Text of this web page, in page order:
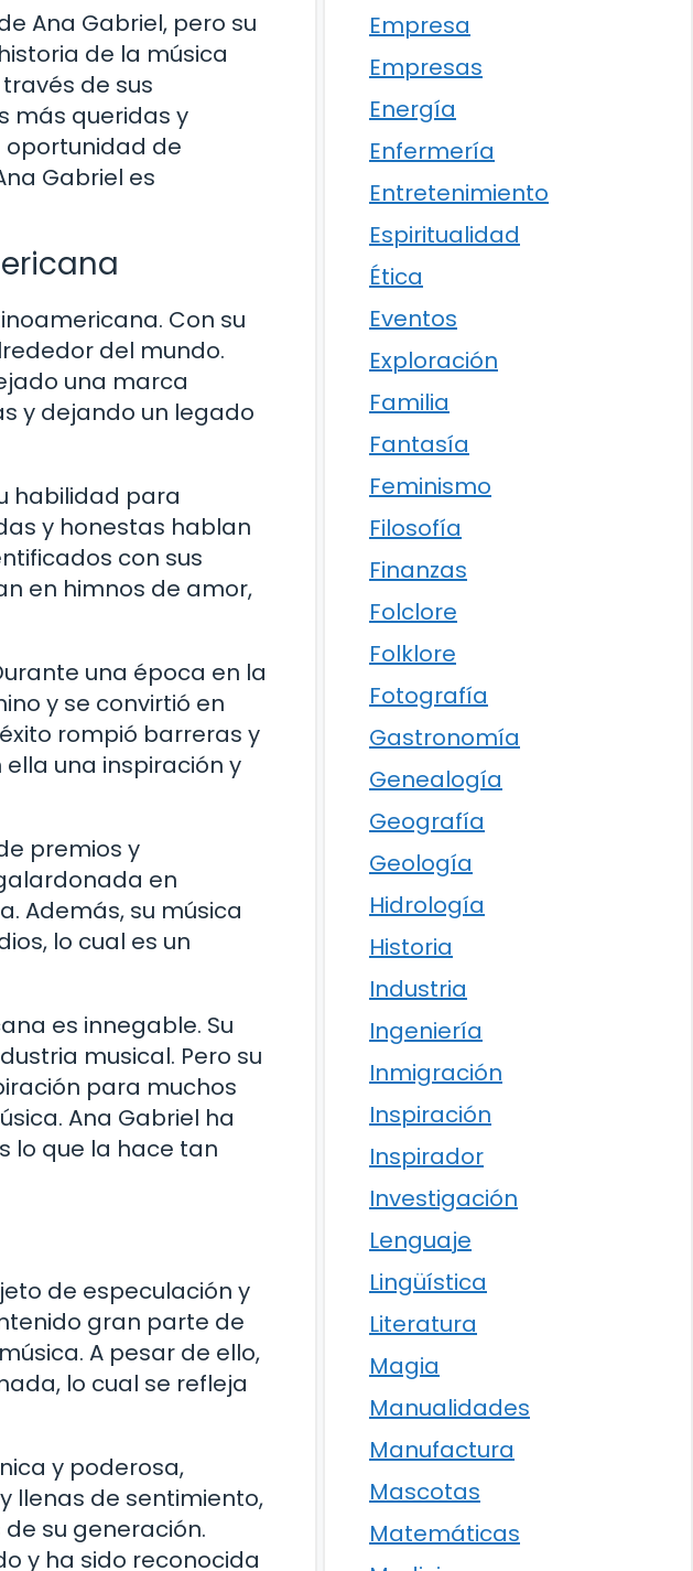
Ana Gabriel, pero su
de la música
de sus
más queridas y
oportunidad de
Gabriel es
Con su
del mundo.
una marca
y dejando un legado
habilidad para
y honestas hablan
con sus
en himnos de amor,
una época en la
y se convirtió en
rompió barreras y
una inspiración y
premios y
en
Además, su música
lo cual es un
es innegable. Su
musical. Pero su
para muchos
Ana Gabriel ha
lo que la hace tan
de especulación y
gran parte de
A pesar de ello,
lo cual se refleja
y poderosa,
llenas de sentimiento,
su generación.
y ha sido reconocida
Empresa
Empresas
Energía
Enfermería
Entretenimiento
Espiritualidad
Ética
Eventos
Exploración
Familia
Fantasía
Feminismo
Filosofía
Finanzas
Folclore
Folklore
Fotografía
Gastronomía
Genealogía
Geografía
Geología
Hidrología
Historia
Industria
Ingeniería
Inmigración
Inspiración
Inspirador
Investigación
Lenguaje
Lingüística
Literatura
Magia
Manualidades
Manufactura
Mascotas
Matemáticas